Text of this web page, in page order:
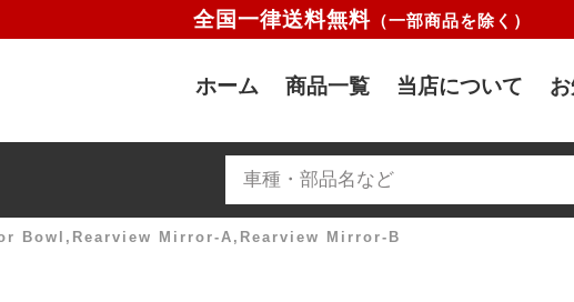
全国一律送料無料 （一部商品を除く）
ホーム 商品一覧 当店について
Bowl,Rearview Mirror-A,Rearview Mirror-B